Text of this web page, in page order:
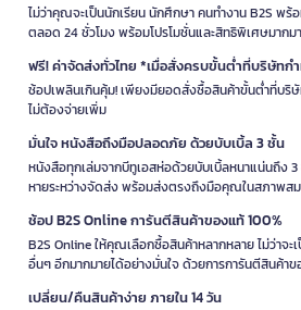
ไม่ว่าคุณจะเป็นนักเรียน นักศึกษา คนทำงาน B2S พ
ตลอด 24 ชั่วโมง พร้อมโปรโมชั่นและสิทธิพิเศษมากม
ฟรี! ค่าจัดส่งทั่วไทย *เมื่อสั่งครบขั้นต่ำที่บริษัทก
ช้อปเพลินเกินคุ้ม! เพียงมียอดสั่งซื้อสินค้าขั้นต่ำที่บริ
ไม่ต้องจ่ายเพิ่ม
มั่นใจ หนังสือถึงมือปลอดภัย ด้วยบับเบิ้ล 3 ชั้น
หนังสือทุกเล่มจากบีทูเอสห่อด้วยบับเบิ้ลหนาแน่นถึง
หายระหว่างจัดส่ง พร้อมส่งตรงถึงมือคุณในสภาพ
ช้อป B2S Online การันตีสินค้าของแท้ 100%
B2S Online ให้คุณเลือกซื้อสินค้าหลากหลาย ไม่ว่าจะ
อื่นๆ อีกมากมายได้อย่างมั่นใจ ด้วยการการันตีสินค้า
เปลี่ยน/คืนสินค้าง่าย ภายใน 14 วัน